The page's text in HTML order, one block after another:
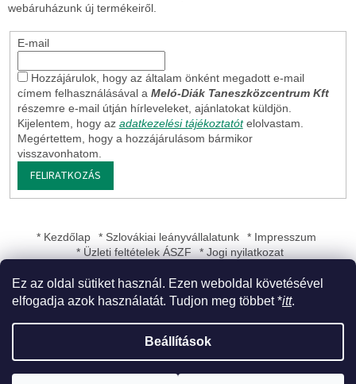
Ez az oldal sütiket használ. Ezen weboldal követésével
elfogadja azok használatát. Tudjon meg többet *itt.
Beállítások
webáruházunk új termékeiről.
E-mail
Hozzájárulok, hogy az általam önként megadott e-mail
címem felhasználásával a Meló-Diák Taneszközcentrum Kft
részemre e-mail útján hírleveleket, ajánlatokat küldjön.
Kijelentem, hogy az adatkezelési tájékoztatót elolvastam.
Megértettem, hogy a hozzájárulásom bármikor
visszavonhatom.
FELIRATKOZÁS
* Kezdőlap * Szlovákiai leányvállalatunk
* Impresszum
* Üzleti feltételek ÁSZF
* Jogi nyilatkozat
Meló-Diák Taneszközcentrum Kft